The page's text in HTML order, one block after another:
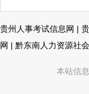
贵州人事考试信息网 |
网 | 黔东南人力资源社
本站信